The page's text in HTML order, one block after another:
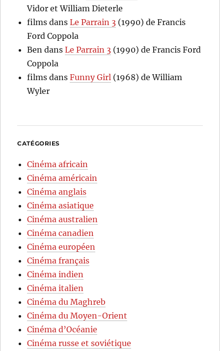
Vidor et William Dieterle
films dansLe Parrain 3 (1990) de Francis
Ford Coppola
Ben dansLe Parrain 3 (1990) de Francis Ford
Coppola
films dansFunny Girl (1968) de William
Wyler
CATÉGORIES
Cinéma africain
Cinéma américain
Cinéma anglais
Cinéma asiatique
Cinéma australien
Cinéma canadien
Cinéma européen
Cinéma français
Cinéma indien
Cinéma italien
Cinéma du Maghreb
Cinéma du Moyen-Orient
Cinéma d’Océanie
Cinéma russe et soviétique